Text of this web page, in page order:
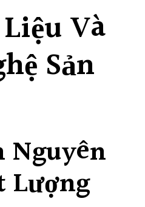
Và
Sản
Nguyên
Lượng